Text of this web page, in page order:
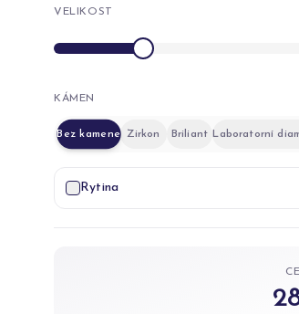
VELIKOST
KÁMEN
Bez kamene Zirkon Briliant Laboratorní
Rytina